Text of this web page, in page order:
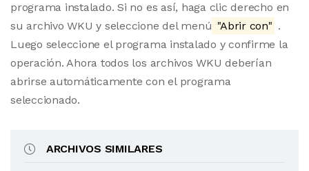
programa instalado. Si no es así, haga clic derecho en
su archivo WKU y seleccione del menú "Abrir con" .
Luego seleccione el programa instalado y confirme la
operación. Ahora todos los archivos WKU deberían
abrirse automáticamente con el programa
seleccionado.
ARCHIVOS SIMILARES